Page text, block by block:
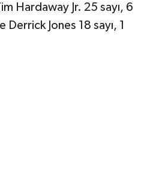
Hardaway Jr. 25 sayı, 6
Jones 18 sayı, 1